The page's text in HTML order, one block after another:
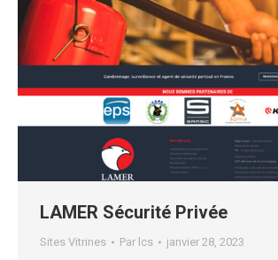
LAMER Sécurité Privée
Sites Vitrines Par lcs janvier 28, 2023